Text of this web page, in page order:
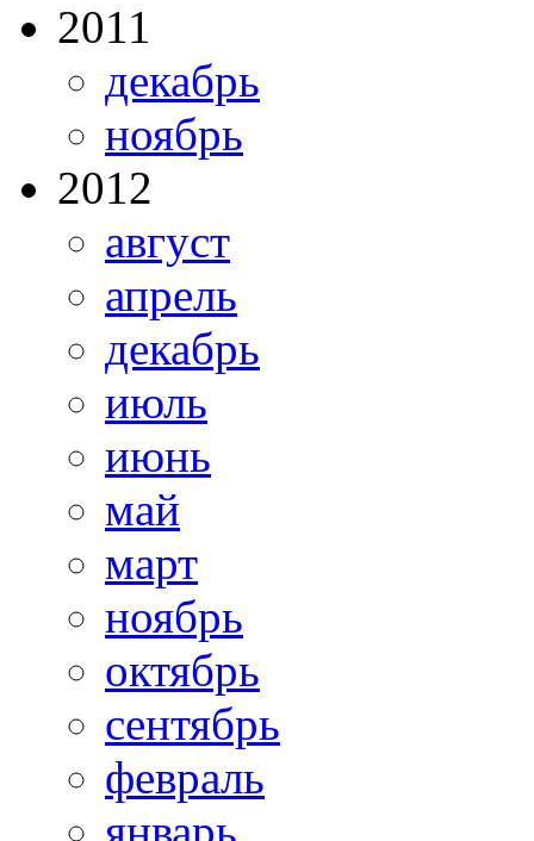
2011
декабрь
ноябрь
2012
август
апрель
декабрь
июль
июнь
май
март
ноябрь
октябрь
сентябрь
февраль